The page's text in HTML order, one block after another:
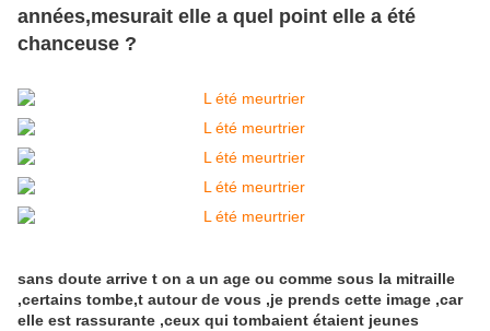
années,mesurait elle a quel point elle a été
chanceuse ?
sans doute arrive t on a un age ou comme sous la mitraille
,certains tombe,t autour de vous ,je prends cette image ,car
elle est rassurante ,ceux qui tombaient étaient jeunes